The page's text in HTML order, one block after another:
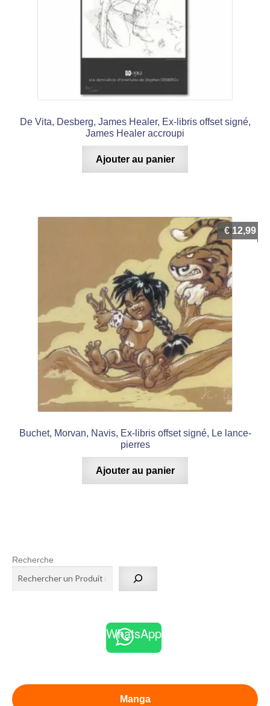
De Vita, Desberg, James Healer, Ex-libris offset signé,
James Healer accroupi
Ajouter au panier
Buchet, Morvan, Navis, Ex-libris offset signé, Le lance-
pierres
€ 12,99
Ajouter au panier
Recherche
WhatsApp
Manga